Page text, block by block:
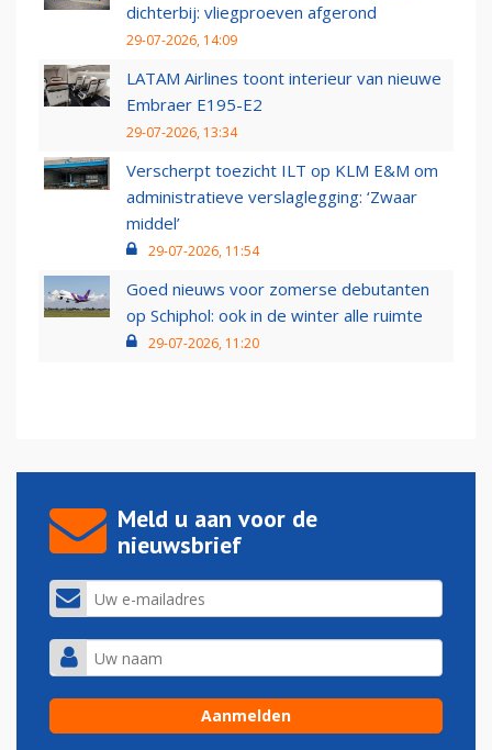
dichterbij: vliegproeven afgerond
29-07-2026, 14:09
LATAM Airlines toont interieur van nieuwe
Embraer E195-E2
29-07-2026, 13:34
Verscherpt toezicht ILT op KLM E&M om
administratieve verslaglegging: ‘Zwaar
middel’
29-07-2026, 11:54
Goed nieuws voor zomerse debutanten
op Schiphol: ook in de winter alle ruimte
29-07-2026, 11:20
Meld u aan voor de
nieuwsbrief